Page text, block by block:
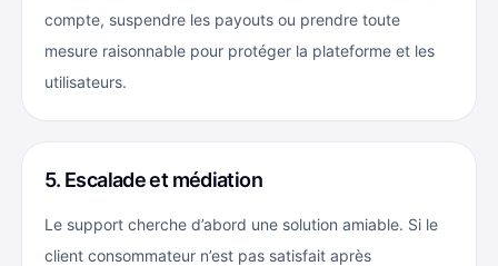
compte, suspendre les payouts ou prendre toute
mesure raisonnable pour protéger la plateforme et les
utilisateurs.
5. Escalade et médiation
Le support cherche d’abord une solution amiable. Si le
client consommateur n’est pas satisfait après